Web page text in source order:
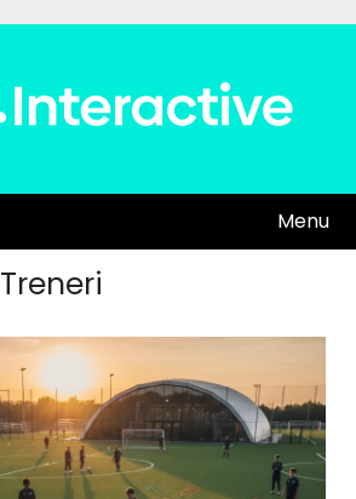
Menu
Treneri